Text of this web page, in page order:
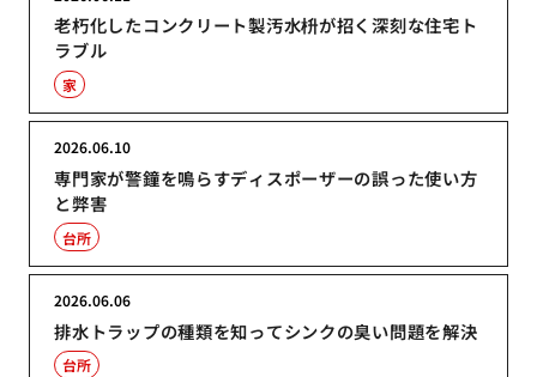
老朽化したコンクリート製汚水枡が招く深刻な住宅ト
ラブル
家
専門家が警鐘を鳴らすディスポーザーの誤った使い方
と弊害
2026.06.10
台所
排水トラップの種類を知ってシンクの臭い問題を解決
2026.06.06
台所